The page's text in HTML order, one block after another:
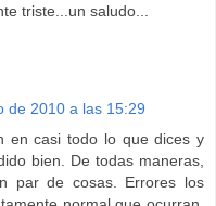
triste...un saludo...
de 2010 a las 15:29
en casi todo lo que dices y
bien. De todas maneras,
par de cosas. Errores los